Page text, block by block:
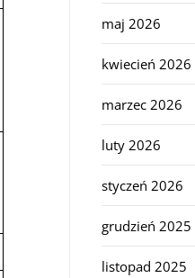
maj 2026
kwiecień 2026
marzec 2026
luty 2026
styczeń 2026
grudzień 2025
listopad 2025